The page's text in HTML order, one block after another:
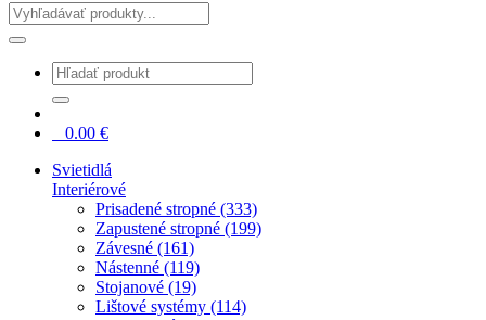
Hladať
0.00 €
Svietidlá
Interiérové
Prisadené stropné (333)
Zapustené stropné (199)
Závesné (161)
Nástenné (119)
Stojanové (19)
Lištové systémy (114)